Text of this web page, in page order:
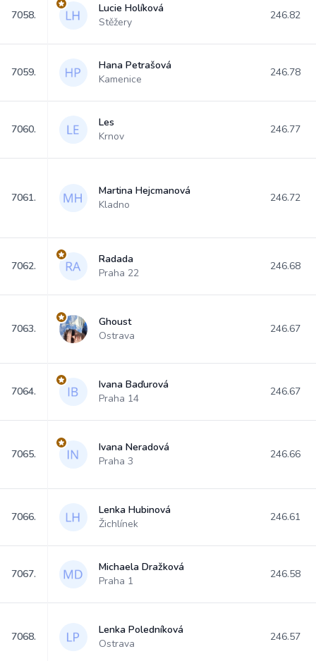
7058.
Lucie Holíková
Stěžery
246.82
7059.
Hana Petrašová
Kamenice
246.78
7060.
Les
Krnov
246.77
7061.
Martina Hejcmanová
Kladno
246.72
7062.
Radada
Praha 22
246.68
7063.
Ghoust
Ostrava
246.67
7064.
Ivana Baďurová
Praha 14
246.67
7065.
Ivana Neradová
Praha 3
246.66
7066.
Lenka Hubinová
Žichlínek
246.61
7067.
Michaela Dražková
Praha 1
246.58
7068.
Lenka Poledníková
Ostrava
246.57